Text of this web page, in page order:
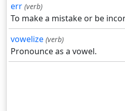
err (verb)
To make a mistake or be
vowelize (verb)
Pronounce as a vowel.